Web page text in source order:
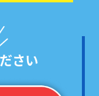
さい